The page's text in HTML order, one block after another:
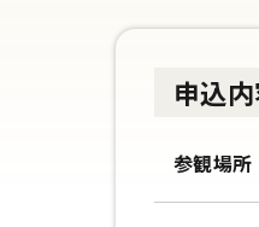
申込
参観場所